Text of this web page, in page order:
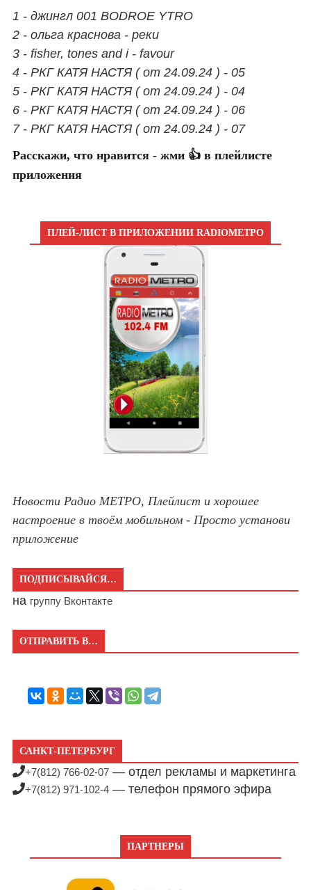
1 - джингл 001 BODROE YTRO
2 - ольга краснова - реки
3 - fisher, tones and i - favour
4 - РКГ КАТЯ НАСТЯ ( от 24.09.24 ) - 05
5 - РКГ КАТЯ НАСТЯ ( от 24.09.24 ) - 04
6 - РКГ КАТЯ НАСТЯ ( от 24.09.24 ) - 06
7 - РКГ КАТЯ НАСТЯ ( от 24.09.24 ) - 07
Расскажи, что нравится - жми 👍 в плейлисте
приложения
ПЛЕЙ-ЛИСТ В ПРИЛОЖЕНИИ RADIOМЕТРО
Новости Радио МЕТРО, Плейлист и хорошее
настроение в твоём мобильном - Просто установи
приложение
ПОДПИСЫВАЙСЯ…
на группу Вконтакте
ОТПРАВИТЬ В…
САНКТ-ПЕТЕРБУРГ
+7(812) 766-02-07 — отдел рекламы и маркетинга
+7(812) 971-102-4 — телефон прямого эфира
ПАРТНЕРЫ